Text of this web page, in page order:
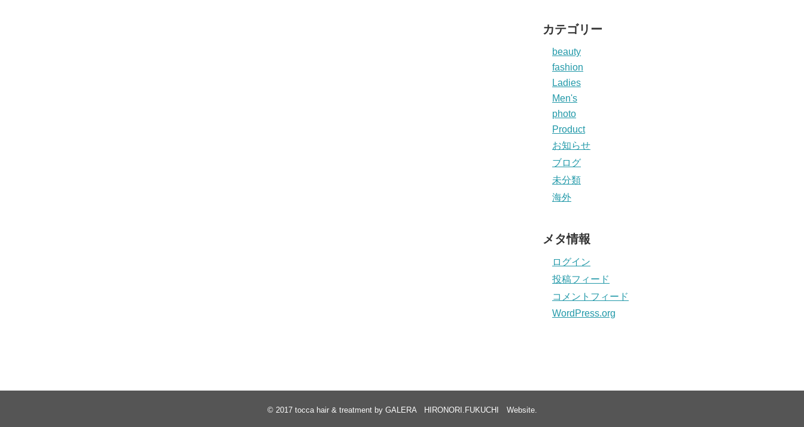
カテゴリー
beauty
fashion
Ladies
Men's
photo
Product
お知らせ
ブログ
未分類
海外
メタ情報
ログイン
投稿フィード
コメントフィード
WordPress.org
© 2017 tocca hair & treatment by GALERA HIRONORI.FUKUCHI Website.